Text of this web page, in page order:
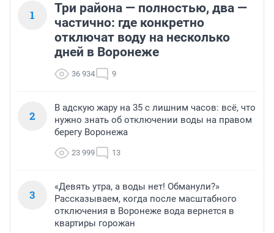
1
Три района — полностью, два —
частично: где конкретно
отключат воду на несколько
дней в Воронеже
36 934 9
2
В адскую жару на 35 с лишним часов: всё, что
нужно знать об отключении воды на правом
берегу Воронежа
23 999 13
3
«Девять утра, а воды нет! Обманули?»
Рассказываем, когда после масштабного
отключения в Воронеже вода вернется в
квартиры горожан